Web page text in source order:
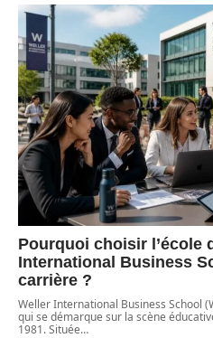
Pourquoi choisir l’école
International Business
carrière ?
Weller International Business School
qui se démarque sur la scène
1981. Située…